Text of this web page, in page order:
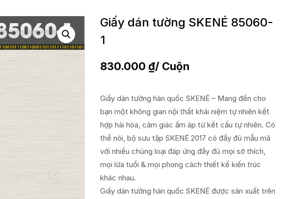
Giấy dán tường SKENÉ 85060-
1
830.000 ₫/ Cuộn
Giấy dán tường hàn quốc SKENÉ – Mang đến cho
bạn một không gian nội thất khái niệm tự nhiên kết
hợp hài hòa, cảm giác ấm áp từ kết cấu tự nhiên. Có
thể nói, bộ sưu tập SKENÉ 2017 có đầy đủ mẫu mã
với nhiều chủng loại đáp ứng đầy đủ mọi sở thích,
mọi lứa tuổi & mọi phong cách thiết kế kiến trúc
khác nhau.
Giấy dán tường hàn quốc SKENÉ được sản xuất trên